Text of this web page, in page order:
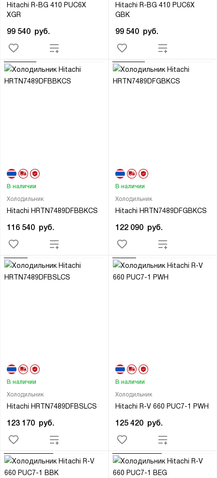
Hitachi R-BG 410 PUC6X
XGR
99 540 руб.
Hitachi R-BG 410 PUC6X
GBK
99 540 руб.
Холодильник
Hitachi HRTN7489DFBBKCS
В наличии
116 540 руб.
Холодильник
Hitachi HRTN7489DFGBKCS
В наличии
122 090 руб.
Холодильник
Hitachi HRTN7489DFBSLCS
В наличии
123 170 руб.
Холодильник
Hitachi R-V 660 PUC7-1 PWH
В наличии
125 420 руб.